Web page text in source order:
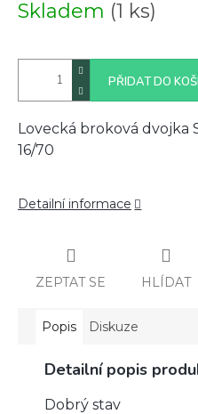
cena:
Skladem (1 ks)
PŘIDAT DO
Lovecká broková dvojka
16/70
Detailní informace
ZEPTAT SE HLÍDAT
Popis Diskuze
Detailní popis
Dobrý stav